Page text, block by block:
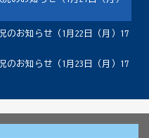
のお知らせ（1月22日（月）17
のお知らせ（1月23日（月）17